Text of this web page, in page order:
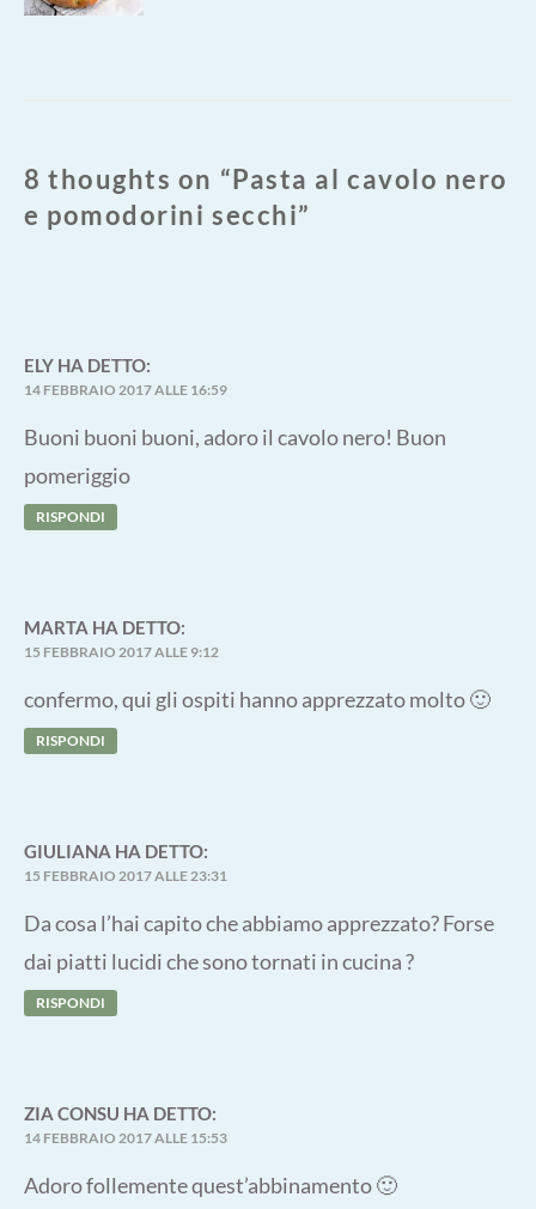
8 thoughts on “Pasta al cavolo nero
e pomodorini secchi”
ELY HA DETTO:
14 FEBBRAIO 2017 ALLE 16:59
Buoni buoni buoni, adoro il cavolo nero! Buon
pomeriggio
RISPONDI
MARTA HA DETTO:
15 FEBBRAIO 2017 ALLE 9:12
confermo, qui gli ospiti hanno apprezzato molto 🙂
RISPONDI
GIULIANA HA DETTO:
15 FEBBRAIO 2017 ALLE 23:31
Da cosa l’hai capito che abbiamo apprezzato? Forse
dai piatti lucidi che sono tornati in cucina ?
RISPONDI
ZIA CONSU HA DETTO:
14 FEBBRAIO 2017 ALLE 15:53
Adoro follemente quest’abbinamento 🙂